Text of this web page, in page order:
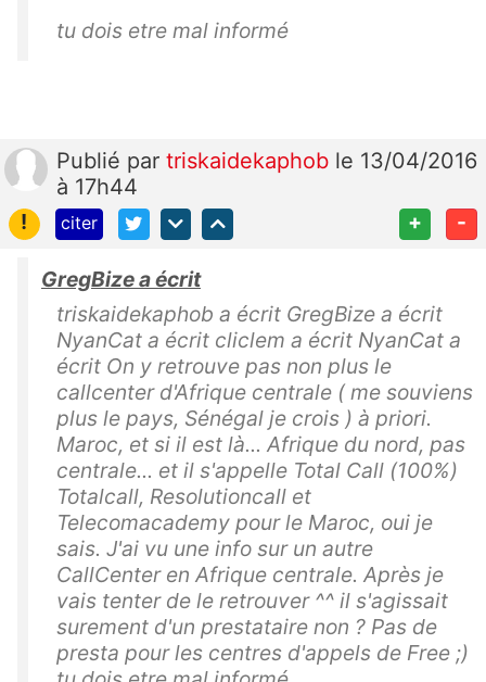
tu dois etre mal informé
Publié par triskaidekaphob le 13/04/2016
à 17h44
!
citer + -
GregBize a écrit
triskaidekaphob a écrit GregBize a écrit
NyanCat a écrit cliclem a écrit NyanCat a
écrit On y retrouve pas non plus le
callcenter d'Afrique centrale ( me souviens
plus le pays, Sénégal je crois ) à priori.
Maroc, et si il est là... Afrique du nord, pas
centrale... et il s'appelle Total Call (100%)
Totalcall, Resolutioncall et
Telecomacademy pour le Maroc, oui je
sais. J'ai vu une info sur un autre
CallCenter en Afrique centrale. Après je
vais tenter de le retrouver ^^ il s'agissait
surement d'un prestataire non ? Pas de
presta pour les centres d'appels de Free ;)